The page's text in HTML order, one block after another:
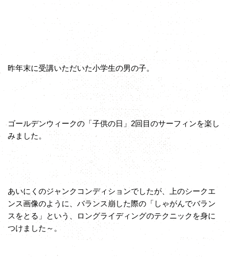
昨年末に受講いただいた小学生の男の子。
ゴールデンウィークの「子供の日」2回目のサーフィンを楽し
みました。
あいにくのジャンクコンディションでしたが、上のシークエ
ンス画像のように、バランス崩した際の「しゃがんでバラン
スをとる」という、ロングライディングのテクニックを身に
つけました～。